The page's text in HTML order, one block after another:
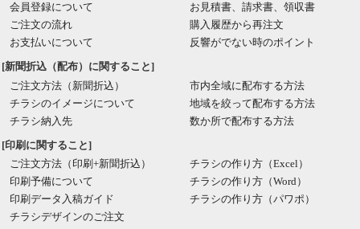
会員登録について
ご注文の流れ
お支払いについて
お見積書、請求書、領収書
購入履歴から再注文
反響がでない時のポイント
[新聞折込（配布）に関すること]
ご注文方法（新聞折込）
チラシのイメージについて
チラシ納入先
市内全域に配布する方法
地域を絞って配布する方法
数か所で配布する方法
[印刷に関すること]
ご注文方法（印刷+新聞折込）
印刷予備について
印刷データ入稿ガイド
チラシデザインのご注文
チラシの作り方（Excel）
チラシの作り方（Word）
チラシの作り方（パワポ）